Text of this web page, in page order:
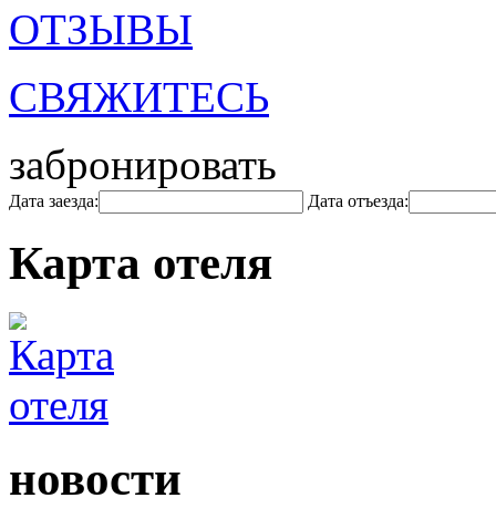
ОТЗЫВЫ
СВЯЖИТЕСЬ
забронировать
Дата заезда: Дата отъезда:
Карта отеля
новости